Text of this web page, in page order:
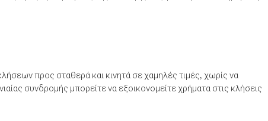
προς σταθερά και κινητά σε χαμηλές τιμές, χωρίς να
συνδρομής μπορείτε να εξοικονομείτε χρήματα στις κλήσεις